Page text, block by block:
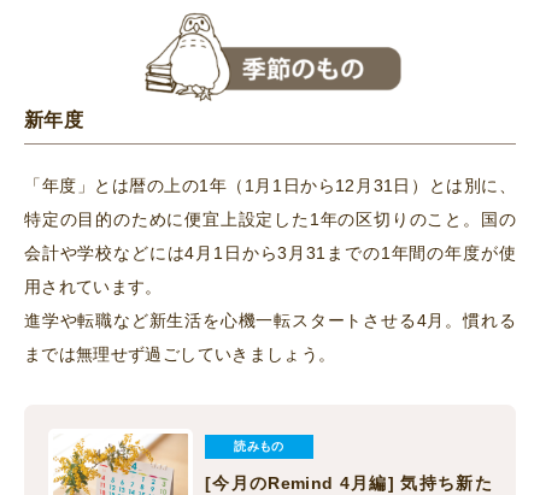
新年度
「年度」とは暦の上の1年（1月1日から12月31日）とは別に、
特定の目的のために便宜上設定した1年の区切りのこと。国の
会計や学校などには4月1日から3月31までの1年間の年度が使
用されています。
進学や転職など新生活を心機一転スタートさせる4月。慣れる
までは無理せず過ごしていきましょう。
読みもの
[今月のRemind 4月編] 気持ち新た